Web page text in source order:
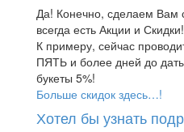
Да! Конечно, сделаем Вам
всегда есть Акции и Скидки!
К примеру, сейчас
ПЯТЬ и более дней до
букеты 5%!
Больше скидок здесь…!
Хотел бы узнать